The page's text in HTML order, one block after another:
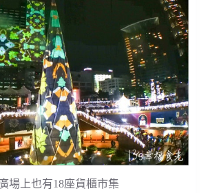
場上也有18座貨櫃市集